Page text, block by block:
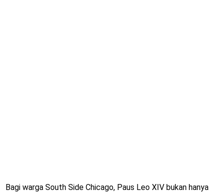
Bagi warga South Side Chicago, Paus Leo XIV bukan hanya